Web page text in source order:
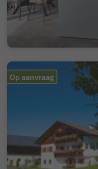
Op aanvraag